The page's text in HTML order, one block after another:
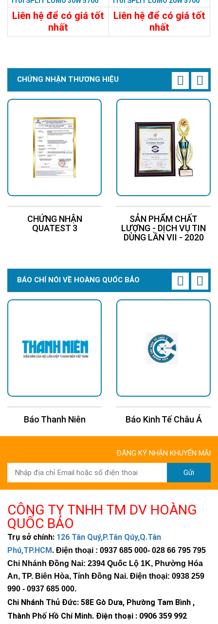
Màu Xám KY-FXC-001-C2
Liên hệ để có giá tốt
nhất
Màu Xám KY-FXC-001-C1
Liên hệ để có giá tốt
nhất
CHỨNG NHẬN THƯƠNG HIỆU
CHỨNG NHẬN
QUATEST 3
SẢN PHẨM CHẤT
LƯỢNG - DỊCH VỤ TIN
DÙNG LẦN VII - 2020
BÁO CHÍ NÓI VỀ HOÀNG QUỐC BẢO
Báo Thanh Niên Báo Kinh Tế Châu Á
ĐĂNG KÝ NHẬN KHUYẾN MÃI
Gửi
CÔNG TY TNHH TM DV HOÀNG
QUỐC BẢO
Trụ sở chính: 126 Tân Quý,P.Tân Qúy,Q.Tân
Phú,TP.HCM . Điện thoại : 0937 685 000- 028 66 795 795
Chi Nhánh Đồng Nai: 2394 Quốc Lộ 1K, Phường Hóa
An, TP. Biên Hòa, Tỉnh Đồng Nai. Điện thoại: 0938 259
990 - 0937 685 000.
Chi Nhánh Thủ Đức: 58E Gò Dưa, Phường Tam Bình ,
Thành Phố Hồ Chí Minh. Điện thoại : 0906 359 992